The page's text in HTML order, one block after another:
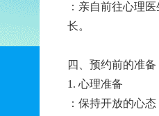
：亲自前往心理
长。
四、预约前的准备
1. 心理准备
：保持开放的心